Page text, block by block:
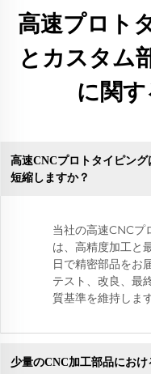
高速プロト
とカスタム
に関
高速CNCプロトタイピン
短縮しますか？
当社の高速CNCプ
は、高精度加工と
日で精密部品をお
テスト、改良、最
質基準を維持します
少量のCNC加工部品におけ